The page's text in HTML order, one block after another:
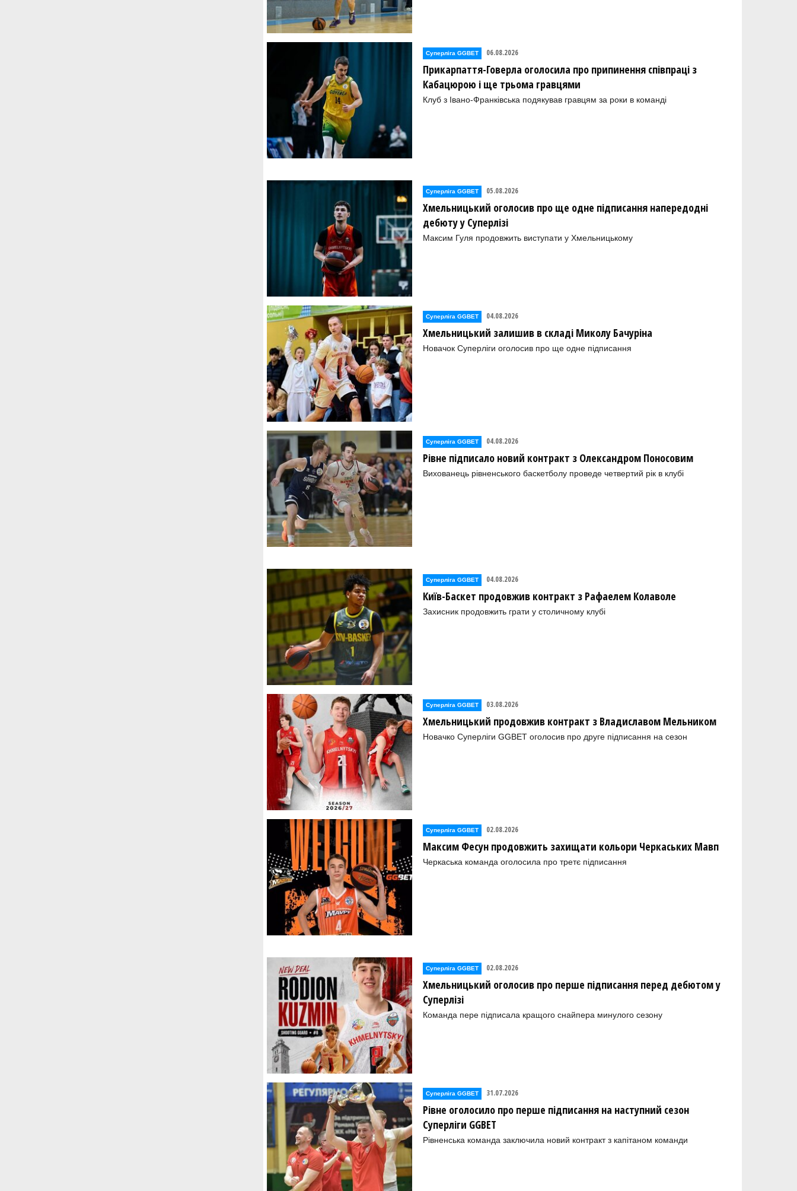
Суперліга GGBET 06.08.2026
Прикарпаття-Говерла оголосила про припинення співпраці з
Кабацюрою і ще трьома гравцями
Клуб з Івано-Франківська подякував гравцям за роки в команді
Суперліга GGBET 05.08.2026
Хмельницький оголосив про ще одне підписання напередодні
дебюту у Суперлізі
Максим Гуля продовжить виступати у Хмельницькому
Суперліга GGBET 04.08.2026
Хмельницький залишив в складі Миколу Бачуріна
Новачок Суперліги оголосив про ще одне підписання
Суперліга GGBET 04.08.2026
Рівне підписало новий контракт з Олександром Поносовим
Вихованець рівненського баскетболу проведе четвертий рік в клубі
Суперліга GGBET 04.08.2026
Київ-Баскет продовжив контракт з Рафаелем Колаволе
Захисник продовжить грати у столичному клубі
Суперліга GGBET 03.08.2026
Хмельницький продовжив контракт з Владиславом Мельником
Новачко Суперліги GGBET оголосив про друге підписання на сезон
Суперліга GGBET 02.08.2026
Максим Фесун продовжить захищати кольори Черкаських Мавп
Черкаська команда оголосила про третє підписання
Суперліга GGBET 02.08.2026
Хмельницький оголосив про перше підписання перед дебютом у
Суперлізі
Команда пере підписала кращого снайпера минулого сезону
Суперліга GGBET 31.07.2026
Рівне оголосило про перше підписання на наступний сезон
Суперліги GGBET
Рівненська команда заключила новий контракт з капітаном команди